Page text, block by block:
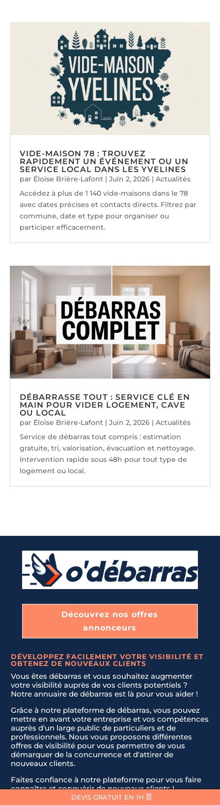
VIDE-MAISON 78 : TROUVEZ
RAPIDEMENT UN ÉVÉNEMENT OU UN
SERVICE LOCAL DANS LES YVELINES
par Éloïse Brière-Lafont |Juin 2, 2026 |Actualités
Accédez à plus de 1 140 vide-maisons dans le 78
avec dates précises et contacts directs. Filtrez par
commune, date et type pour organiser ou
participer efficacement.
DÉBARRASSE TOUT : SERVICE CLÉ EN
MAIN POUR VIDER LOGEMENT, CAVE
OU LOCAL
par Éloïse Brière-Lafont |Juin 2, 2026 |Actualités
Service de débarras tout compris : estimation
gratuite, tri, valorisation, évacuation et nettoyage.
Intervention rapide sous 48h pour tout type de
logement ou local.
Découvrez nos offres
annonceurs
DÉVELOPPEZ FACILEMENT VOTRE VISIBILITÉ ET
OBTENEZ DE NOUVEAUX CLIENTS
Vous êtes débarras et vous souhaitez augmenter
votre visibilité auprès de vos clients potentiels ?
Notre annuaire de débarras est là pour vous aider !
Grâce à notre plateforme de débarras, vous pouvez
mettre en avant votre entreprise et vos compétences
auprès d'un large public de particuliers et de
professionnels. Nous vous proposons différentes
offres de visibilité pour vous permettre de vous
démarquer de la concurrence et d'attirer de
nouveaux clients.
Faites confiance à notre plateforme pour vous faire
connaître et conquérir de nouveaux clients !
DEVIS GRATUIT EN 1H